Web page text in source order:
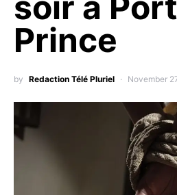
Prince
by Redaction Télé Pluriel November